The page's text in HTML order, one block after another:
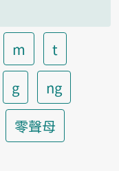
m
t
g
ng
零聲母